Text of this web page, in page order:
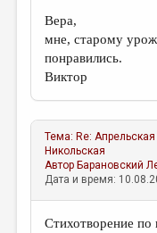
Вера,
мне, старому
понравились.
Виктор
Тема:Re:
Никольская
АвторБарановский
Дата и время:
Стихотворение